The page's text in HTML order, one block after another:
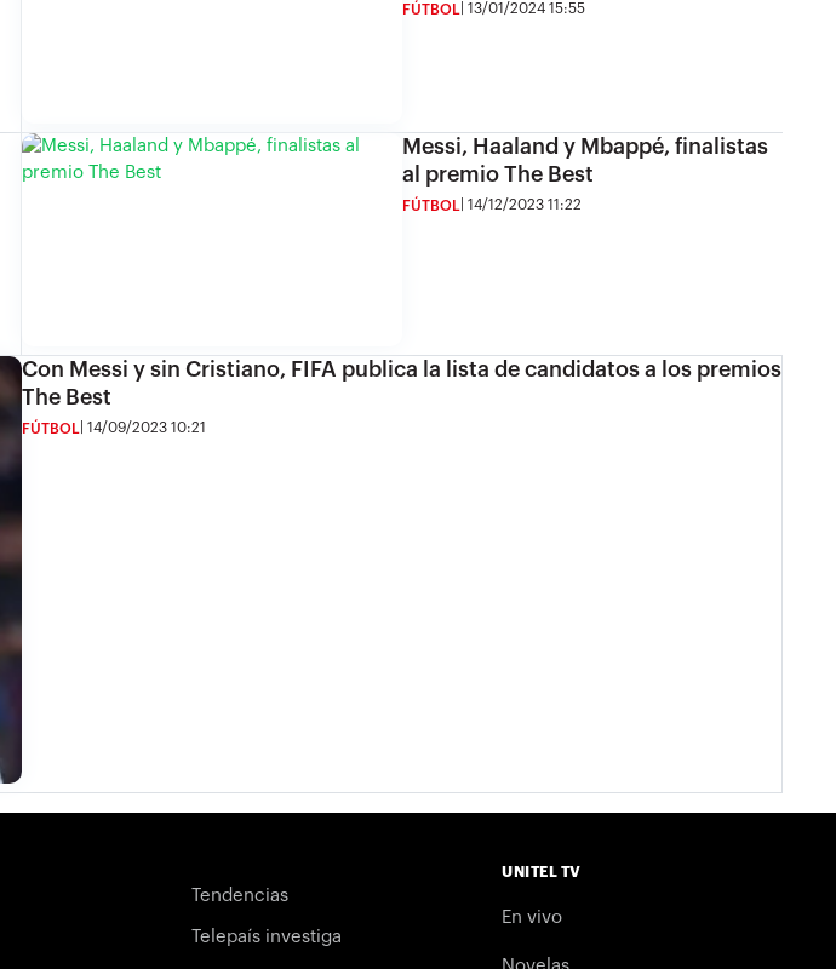
FÚTBOL 13/01/2024 15:55
Messi, Haaland y Mbappé, finalistas
al premio The Best
FÚTBOL 14/12/2023 11:22
Con Messi y sin Cristiano, FIFA publica la lista de candidatos a los premios
The Best
FÚTBOL 14/09/2023 10:21
Tendencias
Telepaís investiga
UNITEL TV
En vivo